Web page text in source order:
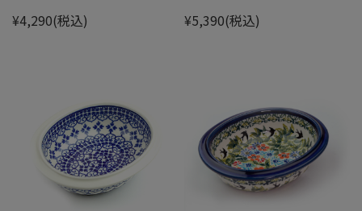
¥4,290(税込) ¥5,390(税込)